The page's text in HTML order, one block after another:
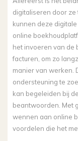
digitaliseren door
kunnen deze
online
het invoeren van de
facturen, om zo
manier van werken.
ondersteuning te
kan begeleiden bij
beantwoorden. Met
wennen aan online
voordelen die het